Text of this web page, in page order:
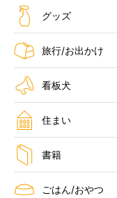
グッズ
旅行/お出かけ
看板犬
住まい
書籍
ごはん/おやつ